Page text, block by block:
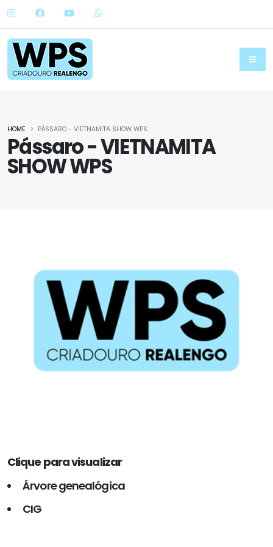
Pássaro - VIETNAMITA
SHOW WPS
HOME PÁSSARO - VIETNAMITA SHOW WPS
Clique para visualizar
Árvore genealógica
CIG